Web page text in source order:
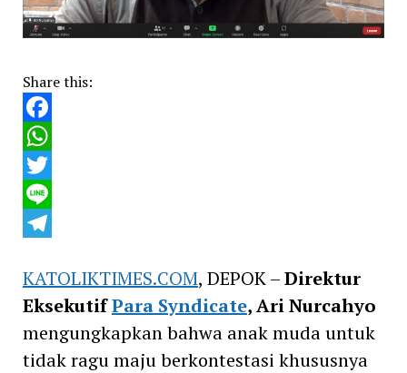
Share this:
Facebook
WhatsApp
Twitter
Line
KATOLIKTIMES.COM, DEPOK –Direktur
EksekutifPara Syndicate, Ari Nurcahyo
mengungkapkan bahwa anak muda untuk
tidak ragu maju berkontestasi khususnya